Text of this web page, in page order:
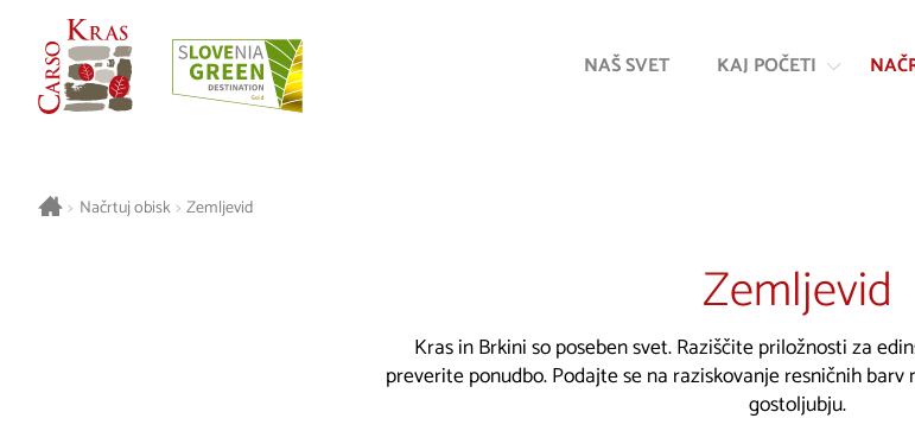
vsebino
NAŠ SVET KAJ POČETI
> Načrtuj obisk > Zemljevid
Zemljevid
Kras in Brkini so poseben svet. Raziščite priložnosti za
preverite ponudbo. Podajte se na raziskovanje resničnih
gostoljubju.